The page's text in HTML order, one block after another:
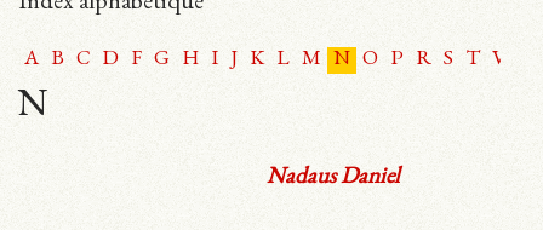
A B C D F G H I J K L M N O P R S T V
N
Nadaus Daniel